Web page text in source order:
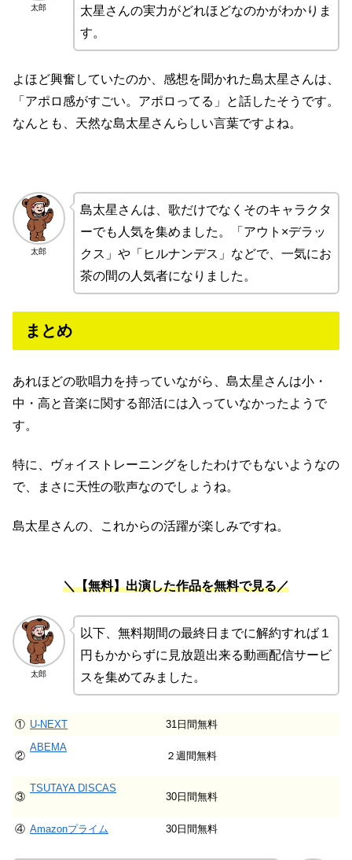
太郎
太星さんの実力がどれほどなのかがわかりま
す。
よほど興奮していたのか、感想を聞かれた島太星さんは、
「アポロ感がすごい。アポロってる」と話したそうです。
なんとも、天然な島太星さんらしい言葉ですよね。
太郎
島太星さんは、歌だけでなくそのキャラクタ
ーでも人気を集めました。「アウト×デラッ
クス」や「ヒルナンデス」などで、一気にお
茶の間の人気者になりました。
まとめ
あれほどの歌唱力を持っていながら、島太星さんは小・
中・高と音楽に関する部活には入っていなかったようで
す。
特に、ヴォイストレーニングをしたわけでもないようなの
で、まさに天性の歌声なのでしょうね。
島太星さんの、これからの活躍が楽しみですね。
＼【無料】出演した作品を無料で見る／
太郎
以下、無料期間の最終日までに解約すれば１
円もかからずに見放題出来る動画配信サービ
スを集めてみました。
① U-NEXT 31日間無料
②
ABEMA
２週間無料
③
TSUTAYA DISCAS
30日間無料
④ Amazonプライム 30日間無料